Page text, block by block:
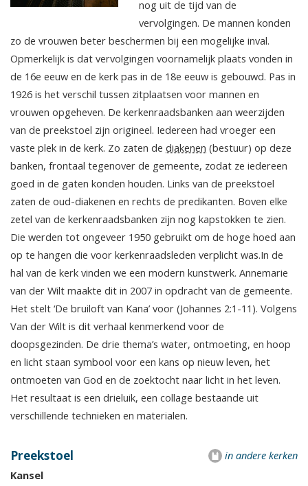
nog uit de tijd van de
vervolgingen. De mannen konden
zo de vrouwen beter beschermen bij een mogelijke inval.
Opmerkelijk is dat vervolgingen voornamelijk plaats vonden in
de 16e eeuw en de kerk pas in de 18e eeuw is gebouwd. Pas in
1926 is het verschil tussen zitplaatsen voor mannen en
vrouwen opgeheven. De kerkenraadsbanken aan weerzijden
van de preekstoel zijn origineel. Iedereen had vroeger een
vaste plek in de kerk. Zo zaten de diakenen (bestuur) op deze
banken, frontaal tegenover de gemeente, zodat ze iedereen
goed in de gaten konden houden. Links van de preekstoel
zaten de oud-diakenen en rechts de predikanten. Boven elke
zetel van de kerkenraadsbanken zijn nog kapstokken te zien.
Die werden tot ongeveer 1950 gebruikt om de hoge hoed aan
op te hangen die voor kerkenraadsleden verplicht was.In de
hal van de kerk vinden we een modern kunstwerk. Annemarie
van der Wilt maakte dit in 2007 in opdracht van de gemeente.
Het stelt ‘De bruiloft van Kana’ voor (Johannes 2:1-11). Volgens
Van der Wilt is dit verhaal kenmerkend voor de
doopsgezinden. De drie thema’s water, ontmoeting, en hoop
en licht staan symbool voor een kans op nieuw leven, het
ontmoeten van God en de zoektocht naar licht in het leven.
Het resultaat is een drieluik, een collage bestaande uit
verschillende technieken en materialen.
in andere kerken
Preekstoel
Kansel